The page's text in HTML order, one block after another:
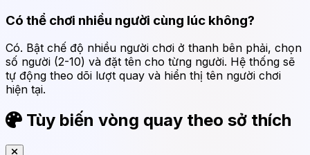
Có thể chơi nhiều người cùng lúc không?
Có. Bật chế độ nhiều người chơi ở thanh bên phải, chọn
số người (2-10) và đặt tên cho từng người. Hệ thống sẽ
tự động theo dõi lượt quay và hiển thị tên người chơi
hiện tại.
Tùy biến vòng quay theo sở thích